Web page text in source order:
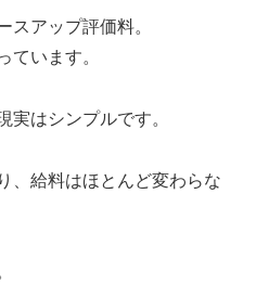
スアップ評価料。
ています。
実はシンプルです。
、給料はほとんど変わらな